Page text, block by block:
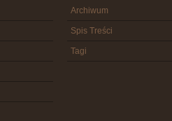
Archiwum
Spis Treści
Tagi